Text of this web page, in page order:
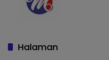
Halaman